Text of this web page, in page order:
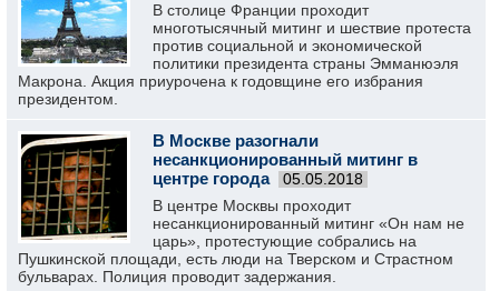
В столице Франции проходит
многотысячный митинг и шествие протеста
против социальной и экономической
политики президента страны Эмманюэля
Макрона. Акция приурочена к годовщине его избрания
президентом.
В Москве разогнали
несанкционированный митинг в
центре города
05.05.2018
В центре Москвы проходит
несанкционированный митинг «Он нам не
царь», протестующие собрались на
Пушкинской площади, есть люди на Тверском и Страстном
бульварах. Полиция проводит задержания.